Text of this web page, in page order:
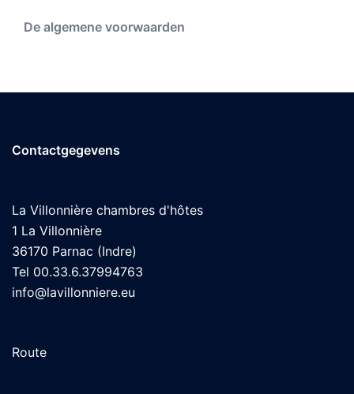
De algemene voorwaarden
Contactgegevens
La Villonnière chambres d'hôtes
1 La Villonnière
36170 Parnac (Indre)
Tel 00.33.6.37994763
info@lavillonniere.eu
Route